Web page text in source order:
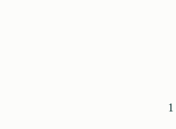
1